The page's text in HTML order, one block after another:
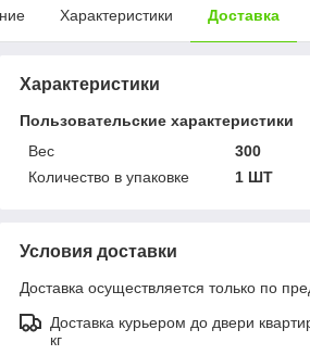
Характеристики Доставка
Характеристики
Пользовательские характеристики
Вес
300
Количество в упаковке
1 ШТ
Условия доставки
Доставка осуществляется только по
Доставка курьером до двери
кг